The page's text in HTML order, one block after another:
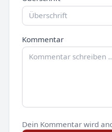
Kommentar
Dein Kommentar wird